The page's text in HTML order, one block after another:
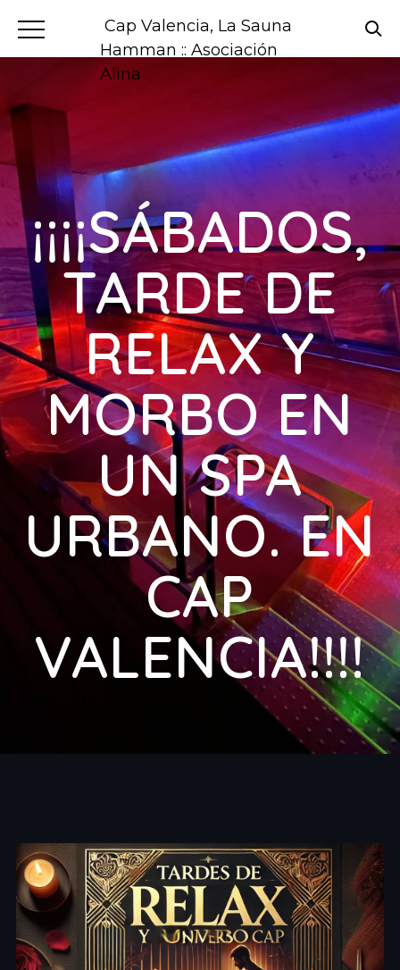
Cap Valencia, La Sauna
Hamman :: Asociación
Alina
¡¡¡¡SÁBADOS,
TARDE DE
RELAX Y
MORBO EN
UN SPA
URBANO. EN
CAP
VALENCIA!!!!